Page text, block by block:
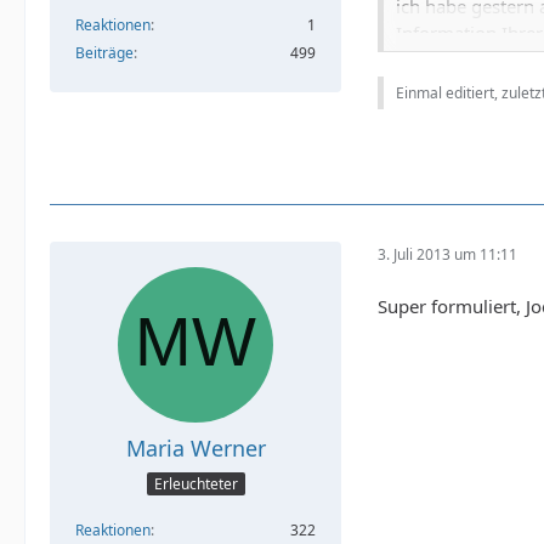
Reaktionen
1
Beiträge
499
ich habe gestern
Information
dafür?
Leider ist Ihnen
Sahara-Afrika
Einmal editiert,
Maria Werner
Erleuchteter
Reaktionen
322
3. Juli 2013 um 11:11
Super formuliert,